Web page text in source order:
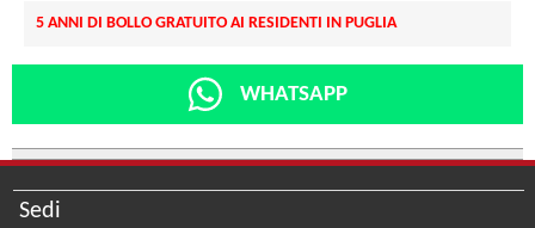
5 ANNI DI BOLLO GRATUITO AI RESIDENTI IN PUGLIA
WHATSAPP
Sedi